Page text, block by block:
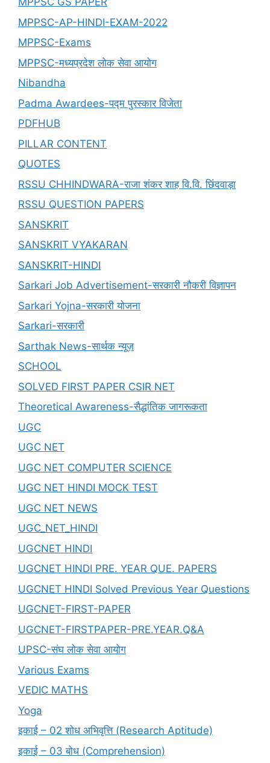
MPPSC-AP-HINDI-EXAM-2022
MPPSC-Exams
MPPSC-मध्यप्रदेश लोक सेवा आयोग
Nibandha
Padma Awardees-पद्म पुरस्कार विजेता
PDFHUB
PILLAR CONTENT
QUOTES
RSSU CHHINDWARA-राजा शंकर शाह वि.वि. छिंदवाड़ा
RSSU QUESTION PAPERS
SANSKRIT
SANSKRIT VYAKARAN
SANSKRIT-HINDI
Sarkari Job Advertisement-सरकारी नौकरी विज्ञापन
Sarkari Yojna-सरकारी योजना
Sarkari-सरकारी
Sarthak News-सार्थक न्यूज़
SCHOOL
SOLVED FIRST PAPER CSIR NET
Theoretical Awareness-सैद्धांतिक जागरूकता
UGC
UGC NET
UGC NET COMPUTER SCIENCE
UGC NET HINDI MOCK TEST
UGC NET NEWS
UGC_NET_HINDI
UGCNET HINDI
UGCNET HINDI PRE. YEAR QUE. PAPERS
UGCNET HINDI Solved Previous Year Questions
UGCNET-FIRST-PAPER
UGCNET-FIRSTPAPER-PRE.YEAR.Q&A
UPSC-संघ लोक सेवा आयोग
Various Exams
VEDIC MATHS
Yoga
इकाई – 02 शोध अभिवृत्ति (Research Aptitude)
इकाई – 03 बोध (Comprehension)